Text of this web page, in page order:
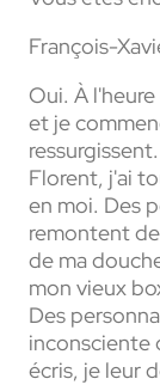
François-
Oui. À
et je
Florent, j'ai
en moi. Des
remontent
de ma
mon vieux
Des
inconsciente
écris, je leur